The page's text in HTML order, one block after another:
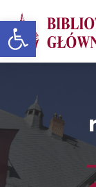
Otwórz
to
Content